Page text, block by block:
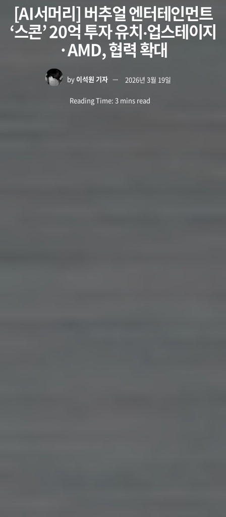
[AI서머리] 버추얼 엔터테인먼트
‘스콘’ 20억 투자 유치‧업스테이지
·AMD, 협력 확대
by 이석원 기자 2026년 3월 19일
Reading Time: 3 mins read